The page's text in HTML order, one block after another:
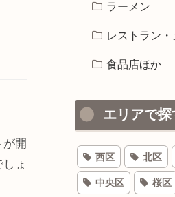
開
ょ
ラーメン
レストラン・
食品店ほか
エリアで探
西区 北区
中央区 桜区